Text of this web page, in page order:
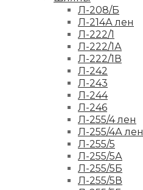
Л-208/Б
Л-214А лен
Л-222/1
Л-222/1А
Л-222/1В
Л-242
Л-243
Л-244
Л-246
Л-255/4 лен
Л-255/4А лен
Л-255/5
Л-255/5А
Л-255/5Б
Л-255/5В